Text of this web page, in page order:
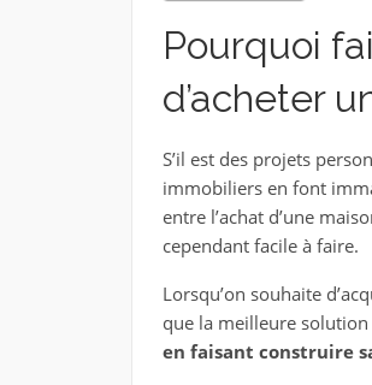
Pourquoi
d’acheter
S’il est des projets
immobiliers en font
entre l’achat d’une
cependant facile à faire.
Lorsqu’on souhaite
que la meilleure solution
en faisant construire